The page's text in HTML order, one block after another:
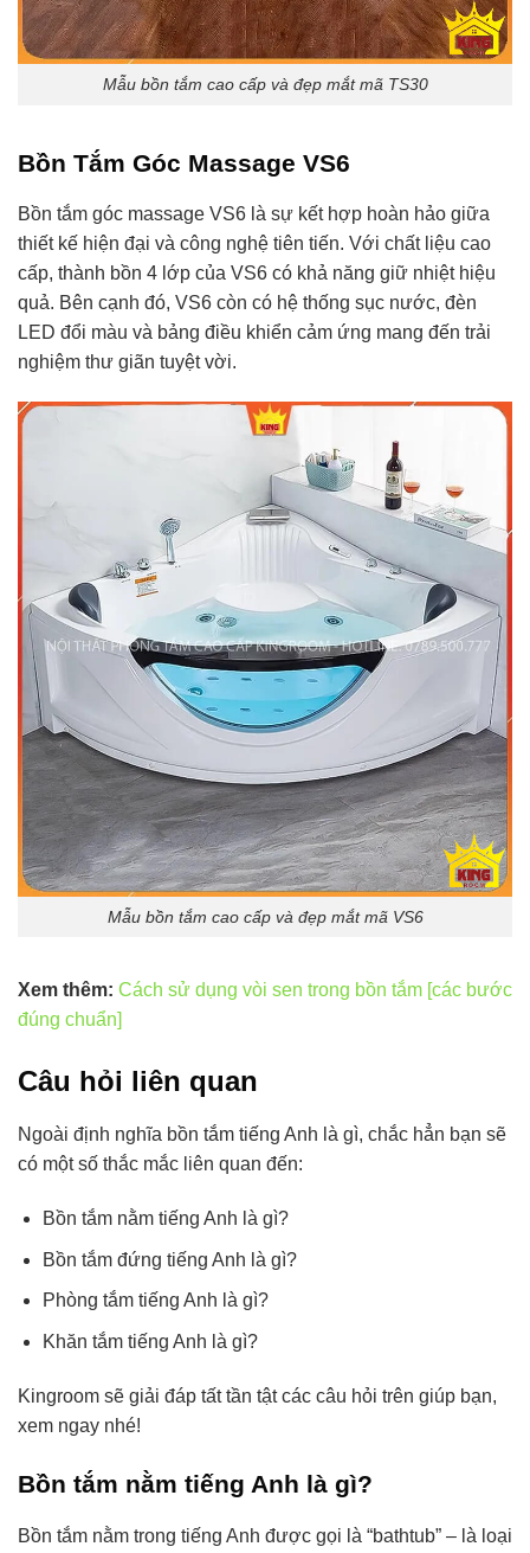
Mẫu bồn tắm cao cấp và đẹp mắt mã TS30
Bồn Tắm Góc Massage VS6
Bồn tắm góc massage VS6 là sự kết hợp hoàn hảo giữa
thiết kế hiện đại và công nghệ tiên tiến. Với chất liệu cao
cấp, thành bồn 4 lớp của VS6 có khả năng giữ nhiệt hiệu
quả. Bên cạnh đó, VS6 còn có hệ thống sục nước, đèn
LED đổi màu và bảng điều khiển cảm ứng mang đến trải
nghiệm thư giãn tuyệt vời.
Mẫu bồn tắm cao cấp và đẹp mắt mã VS6
Xem thêm: Cách sử dụng vòi sen trong bồn tắm [các bước
đúng chuẩn]
Câu hỏi liên quan
Ngoài định nghĩa bồn tắm tiếng Anh là gì, chắc hẳn bạn sẽ
có một số thắc mắc liên quan đến:
Bồn tắm nằm tiếng Anh là gì?
Bồn tắm đứng tiếng Anh là gì?
Phòng tắm tiếng Anh là gì?
Khăn tắm tiếng Anh là gì?
Kingroom sẽ giải đáp tất tần tật các câu hỏi trên giúp bạn,
xem ngay nhé!
Bồn tắm nằm tiếng Anh là gì?
Bồn tắm nằm trong tiếng Anh được gọi là “bathtub” – là loại